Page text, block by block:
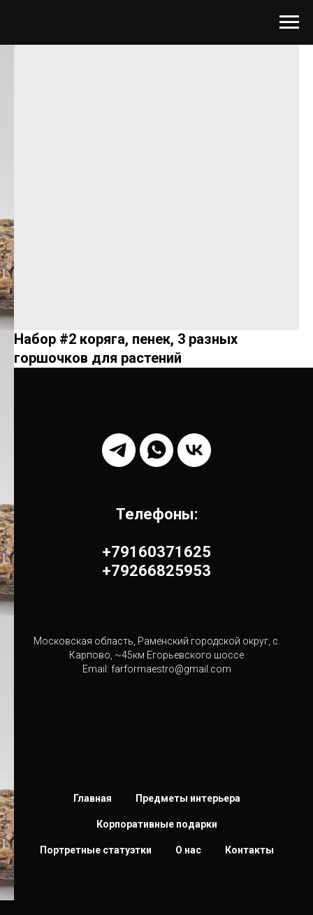
Набор #2 коряга, пенек, 3 разных
горшочков для растений
Телефоны:
+79160371625
+79266825953
Московская область, Раменский городской округ, с.
Карпово, ~45км Егорьевского шоссе
Email: farformaestro@gmail.com
Главная Предметы интерьера
Корпоративные подарки
Портретные статуэтки О нас Контакты